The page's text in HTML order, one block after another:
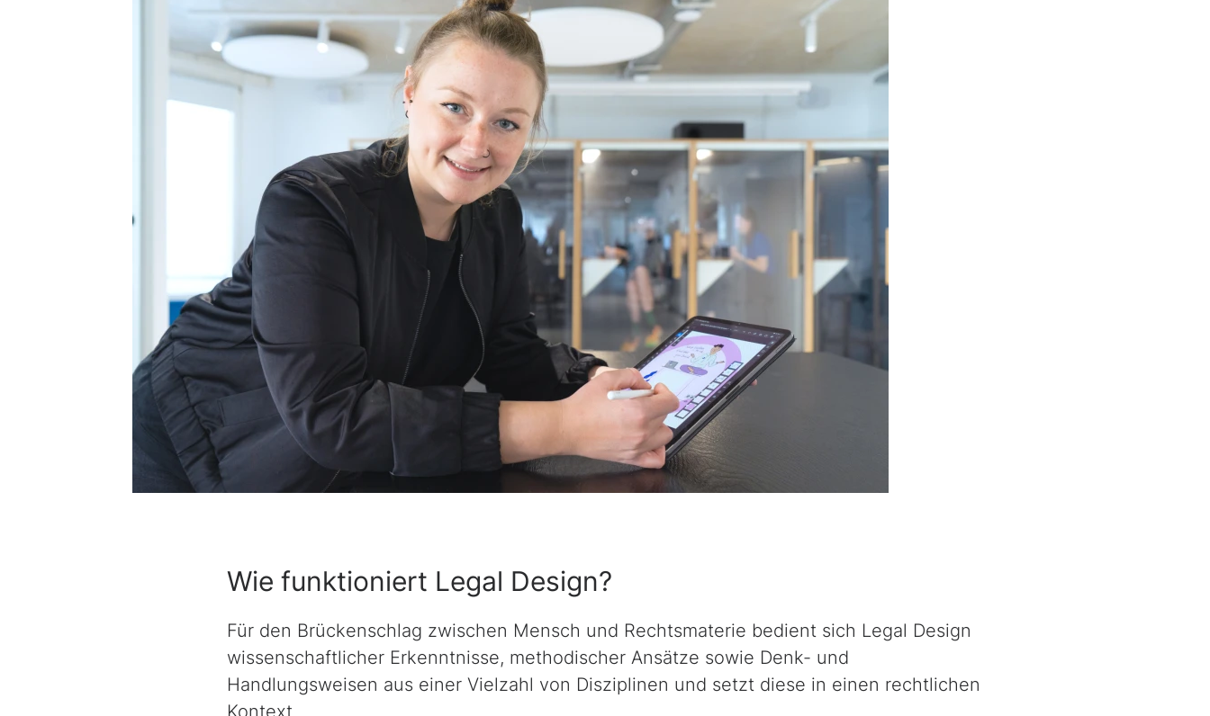
Wie funktioniert Legal Design?
Für den Brückenschlag zwischen Mensch und Rechtsmaterie bedient sich Legal Design
wissenschaftlicher Erkenntnisse, methodischer Ansätze sowie Denk- und
Handlungsweisen aus einer Vielzahl von Disziplinen und setzt diese in einen rechtlichen
Kontext.